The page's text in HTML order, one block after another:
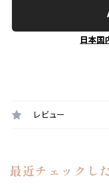
日本国
レビュー
最近チェックし